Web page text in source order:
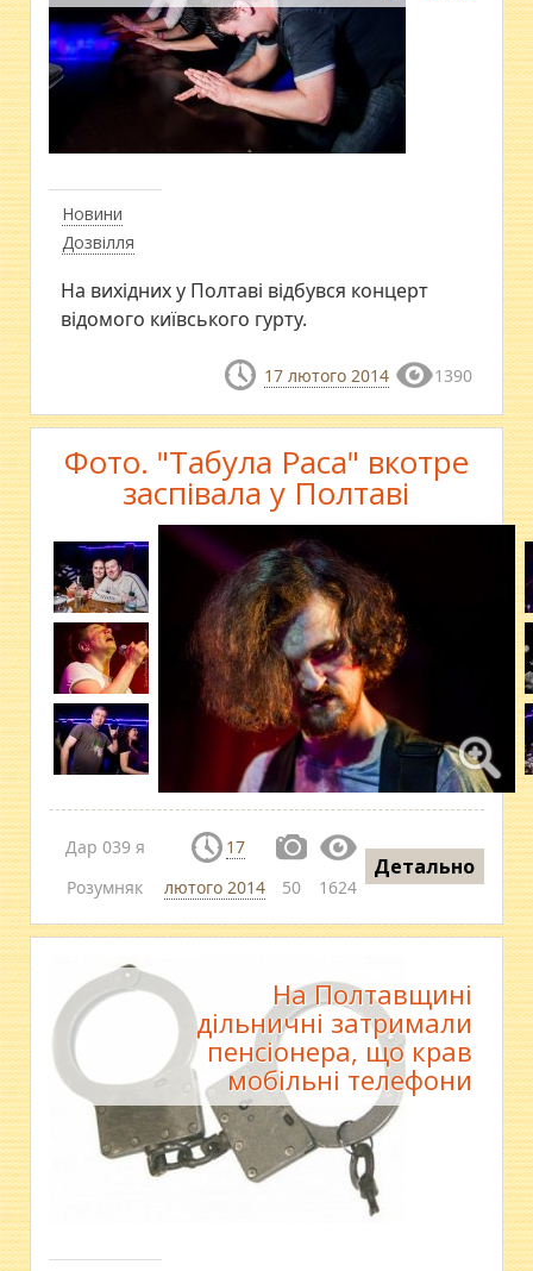
Новини
Дозвілля
На вихідних у Полтаві відбувся концерт
відомого київського гурту.
17 лютого 2014 1390
Фото. "Табула Раса" вкотре
заспівала у Полтаві
Дар 039 я
Розумняк
17
лютого 2014
50 1624
Детально
На Полтавщині
дільничні затримали
пенсіонера, що крав
мобільні телефони